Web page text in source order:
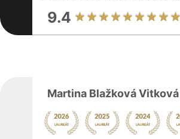
9.4
Martina Blažková Vitková